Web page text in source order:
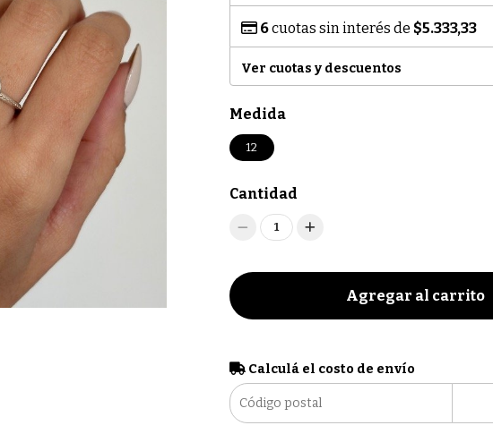
6cuotas sin interés de $5.333,33
Ver cuotas y descuentos
Medida
12
Cantidad
1
Agregar al carrito
Calculá el costo de envío